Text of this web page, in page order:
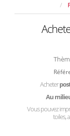
Acheter
Au
Vous pouvez
toiles,